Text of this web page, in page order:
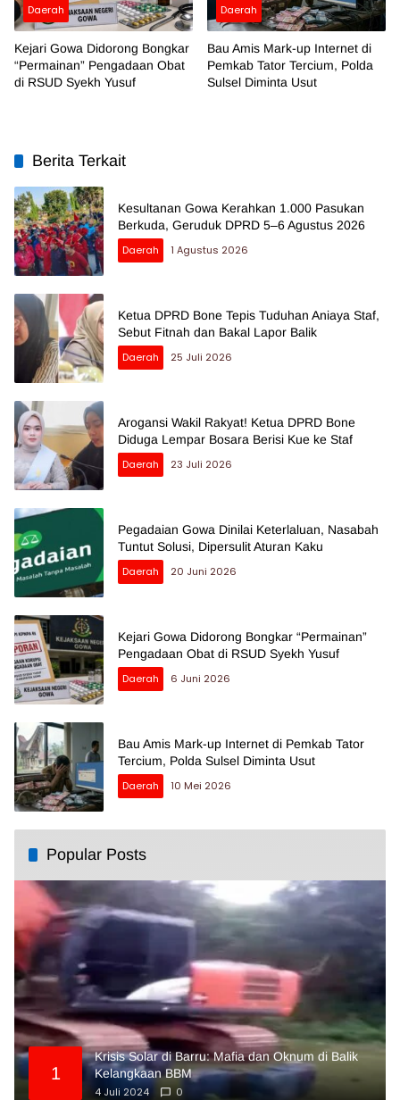
Daerah
Kejari Gowa Didorong Bongkar
“Permainan” Pengadaan Obat
di RSUD Syekh Yusuf
Daerah
Bau Amis Mark-up Internet di
Pemkab Tator Tercium, Polda
Sulsel Diminta Usut
Berita Terkait
Kesultanan Gowa Kerahkan 1.000 Pasukan
Berkuda, Geruduk DPRD 5–6 Agustus 2026
Daerah
1 Agustus 2026
Ketua DPRD Bone Tepis Tuduhan Aniaya Staf,
Sebut Fitnah dan Bakal Lapor Balik
Daerah
25 Juli 2026
Arogansi Wakil Rakyat! Ketua DPRD Bone
Diduga Lempar Bosara Berisi Kue ke Staf
Daerah
23 Juli 2026
Pegadaian Gowa Dinilai Keterlaluan, Nasabah
Tuntut Solusi, Dipersulit Aturan Kaku
Daerah
20 Juni 2026
Kejari Gowa Didorong Bongkar “Permainan”
Pengadaan Obat di RSUD Syekh Yusuf
Daerah
6 Juni 2026
Bau Amis Mark-up Internet di Pemkab Tator
Tercium, Polda Sulsel Diminta Usut
Daerah
10 Mei 2026
Popular Posts
1
Krisis Solar di Barru: Mafia dan Oknum di Balik
Kelangkaan BBM
4 Juli 2024
0